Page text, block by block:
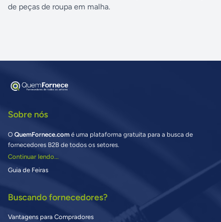
de peças de roupa em malha.
Sobre nós
O QuemFornece.com é uma plataforma gratuita para a busca de
fornecedores B2B de todos os setores.
Continuar lendo...
Guia de Feiras
Buscando fornecedores?
Vantagens para Compradores